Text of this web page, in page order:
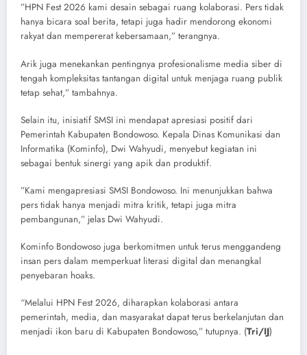
​”HPN Fest 2026 kami desain sebagai ruang kolaborasi. Pers tidak
hanya bicara soal berita, tetapi juga hadir mendorong ekonomi
rakyat dan mempererat kebersamaan,” terangnya.
Arik juga menekankan pentingnya profesionalisme media siber di
tengah kompleksitas tantangan digital untuk menjaga ruang publik
tetap sehat,” tambahnya.
Selain itu, inisiatif SMSI ini mendapat apresiasi positif dari
Pemerintah Kabupaten Bondowoso. Kepala Dinas Komunikasi dan
Informatika (Kominfo), Dwi Wahyudi, menyebut kegiatan ini
sebagai bentuk sinergi yang apik dan produktif.
​”Kami mengapresiasi SMSI Bondowoso. Ini menunjukkan bahwa
pers tidak hanya menjadi mitra kritik, tetapi juga mitra
pembangunan,” jelas Dwi Wahyudi.
​Kominfo Bondowoso juga berkomitmen untuk terus menggandeng
insan pers dalam memperkuat literasi digital dan menangkal
penyebaran hoaks.
“Melalui HPN Fest 2026, diharapkan kolaborasi antara
pemerintah, media, dan masyarakat dapat terus berkelanjutan dan
menjadi ikon baru di Kabupaten Bondowoso,” tutupnya. (Tri/IJ)